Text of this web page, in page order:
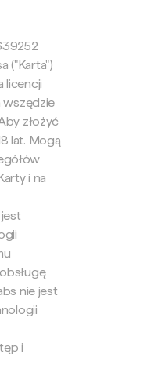
("Karta")
licencji
wszędzie
złożyć
lat. Mogą
i na
nie jest
i